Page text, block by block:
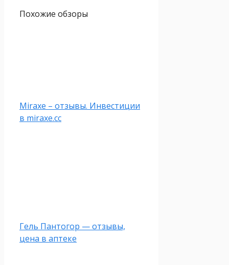
Похожие обзоры
Miraxe – отзывы. Инвестиции
в miraxe.cc
Гель Пантогор — отзывы,
цена в аптеке